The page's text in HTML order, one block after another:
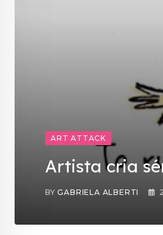
ART ATTACK
Artista cria
BYGABRIELA ALBERTI